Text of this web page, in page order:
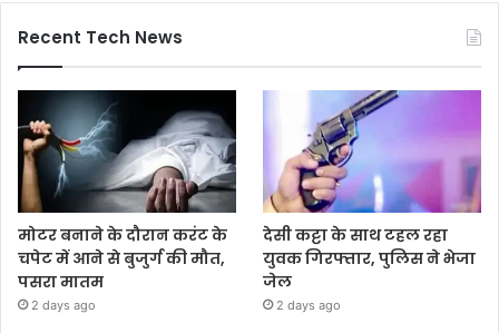
Recent Tech News
मोटर बनाने के दौरान करंट के
चपेट में आने से बुजुर्ग की मौत,
पसरा मातम
2 days ago
देसी कट्टा के साथ टहल रहा
युवक गिरफ्तार, पुलिस ने भेजा
जेल
2 days ago